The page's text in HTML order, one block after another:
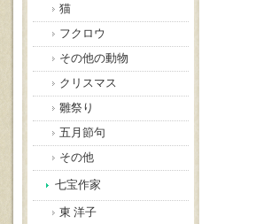
猫
フクロウ
その他の動物
クリスマス
雛祭り
五月節句
その他
七宝作家
東 洋子